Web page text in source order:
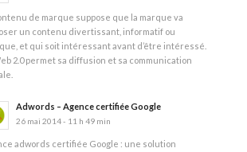
de marque suppose que la marque va
un contenu divertissant, informatif ou
et qui soit intéressant avant d’être intéressé.
2.0 permet sa diffusion et sa communication
Adwords – Agence certifiée Google
26 mai 2014 - 11 h 49 min
adwords certifiée Google : une solution